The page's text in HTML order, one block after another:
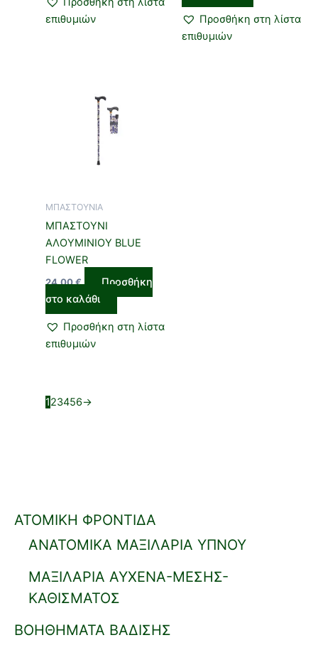
ΑΤΟΜΙΚΗ ΦΡΟΝΤΙΔΑ
ΑΝΑΤΟΜΙΚΑ ΜΑΞΙΛΑΡΙΑ ΥΠΝΟΥ
ΜΑΞΙΛΑΡΙΑ ΑΥΧΕΝΑ-ΜΕΣΗΣ-
ΚΑΘΙΣΜΑΤΟΣ
ΒΟΗΘΗΜΑΤΑ ΒΑΔΙΣΗΣ
επιθυμιών
Προσθήκη στη λίστα
επιθυμιών
ΜΠΑΣΤΟΥΝΙΑ
ΜΠΑΣΤΟΥΝΙ
ΑΛΟΥΜΙΝΙΟΥ BLUE
FLOWER
24,00€
Προσθήκη
στο καλάθι
Προσθήκη στη λίστα
επιθυμιών
123456→